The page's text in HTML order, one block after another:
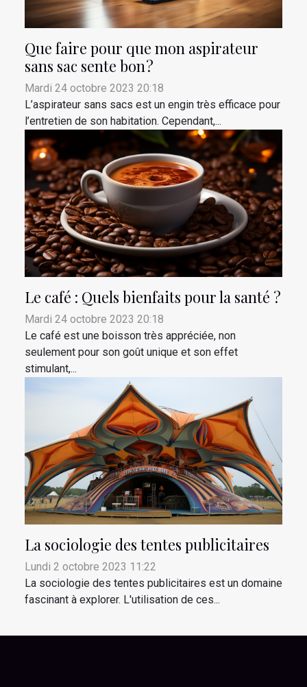
Que faire pour que mon aspirateur
sans sac sente bon ?
Mardi 24 octobre 2023 20:18
L’aspirateur sans sacs est un engin très efficace pour
l’entretien de son habitation. Cependant,...
Le café : Quels bienfaits pour la santé ?
Mardi 24 octobre 2023 20:18
Le café est une boisson très appréciée, non
seulement pour son goût unique et son effet
stimulant,...
La sociologie des tentes publicitaires
Lundi 2 octobre 2023 11:22
La sociologie des tentes publicitaires est un domaine
fascinant à explorer. L'utilisation de ces...